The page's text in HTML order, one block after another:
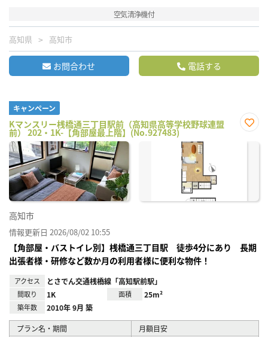
空気清浄機付
高知県 高知市
お問合わせ 電話する
キャンペーン
Kマンスリー桟橋通三丁目駅前（高知県高等学校野球連盟
前） 202・1K-【角部屋最上階】(No.927483)
に入
高知市
情報更新日 2026/08/02 10:55
【角部屋・バストイレ別】桟橋通三丁目駅 徒歩4分にあり 長期
出張者様・研修など数か月の利用者様に便利な物件！
アクセス とさでん交通桟橋線「高知駅前駅」
間取り 1K 面積 25m²
築年数 2010年 9月 築
プラン名・期間 月額目安